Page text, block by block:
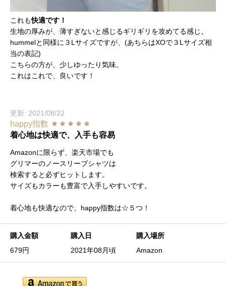
これも快適です！
生地の厚みが、薄すぎないと感じるギリギリを攻めてる感じ。
hummelと同様に３Lサイズですが、(あちらはXOで３Lサイズ相
当の表記)
こちらの方が、少しゆったり気味。
これはこれで、良いです！
更新: 2021/08/22
happy指数
着心地は快適で、入手も容易
Amazonに限らず、楽天市場でも
グリマーのノースリーブシャツは
検索すると必ずヒットします。
サイズもカラーも豊富で入手しやすいです。
着心地も快適なので、happy指数は☆５つ！
購入金額
679円
購入日
2021年08月頃
購入場所
Amazon